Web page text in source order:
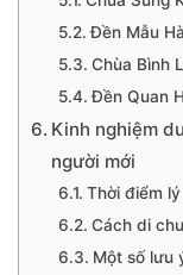
Đền Mẫu
Chùa Bình
Đền Quan
Kinh nghiệm
người mới
Thời điểm
Cách di
Một số lưu